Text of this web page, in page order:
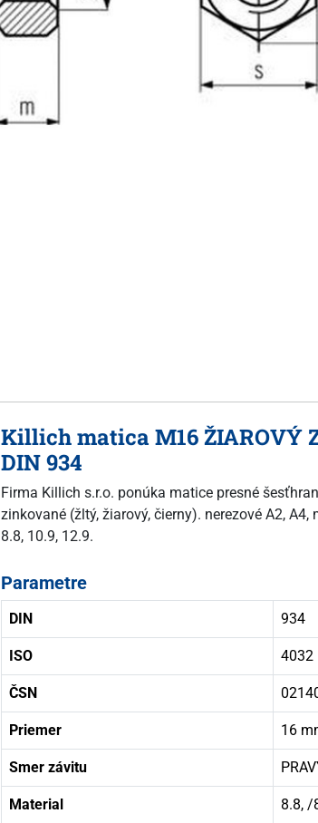
Killich matica M16 ŽIAROVÝ
DIN 934
Firma Killich s.r.o. ponúka matice presné
zinkované (žltý, žiarový, čierny). nerezové A2,
8.8, 10.9, 12.9.
Parametre
DIN 934
ISO 4032
ČSN
Priemer 16
Smer závitu
Material 8.8, /